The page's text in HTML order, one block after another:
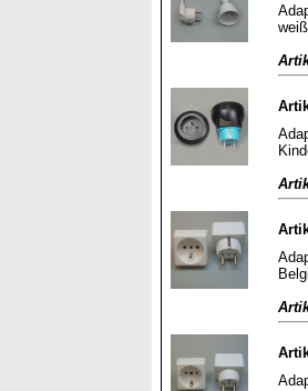
weiß